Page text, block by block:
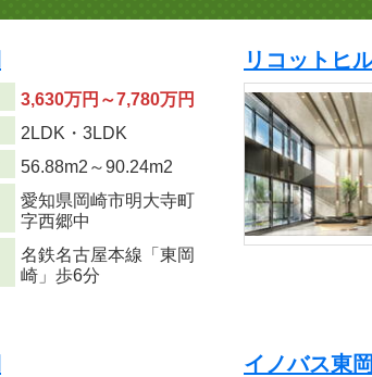
3,630万円～7,780万円
2LDK・3LDK
56.88m2 ～90.24m2
愛知県岡崎市明大寺町
字西郷中
名鉄名古屋本線「東岡
崎」歩6分
リコットヒ
イノバス東